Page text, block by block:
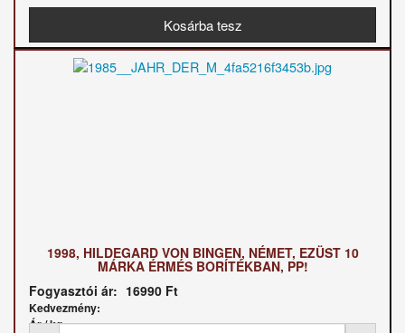
1998, HILDEGARD VON BINGEN, NÉMET, EZÜST 10
MÁRKA ÉRMÉS BORÍTÉKBAN, PP!
Fogyasztói ár: 16990 Ft
Kedvezmény:
Ár / kg: